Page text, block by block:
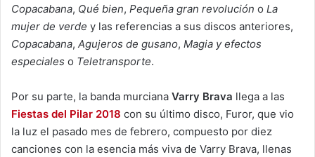
Copacabana, Qué bien, Pequeña gran revolución o La
mujer de verde y las referencias a sus discos anteriores,
Copacabana, Agujeros de gusano, Magia y efectos
especiales o Teletransporte.
Por su parte, la banda murciana Varry Brava llega a las
Fiestas del Pilar 2018 con su último disco, Furor, que vio
la luz el pasado mes de febrero, compuesto por diez
canciones con la esencia más viva de Varry Brava, llenas